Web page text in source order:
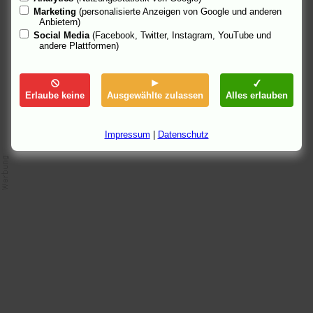
Berliner Morgenpost: Der Herr der Tasten
Zeitung: Und spielte ein bisschen.Klaus Blumein der
Kölnischen Rundschau
Mit Wenders zum Weltruhm
Marketing (personalisierte Anzeigen von Google und anderen
Anbietern)
Social Media (Facebook, Twitter, Instagram, YouTube und
andere Plattformen)
Erlaube keine Ausgewählte zulassen Alles erlauben
Impressum Datenschutz